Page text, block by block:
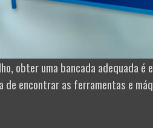
obter uma bancada adequada é
encontrar as ferramentas e